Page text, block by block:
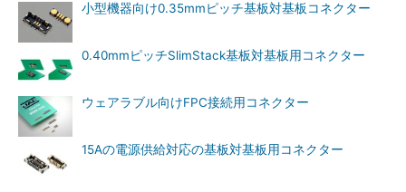
小型機器向け0.35mmピッチ基板対基板コネクター
0.40mmピッチSlimStack基板対基板用コネクター
ウェアラブル向けFPC接続用コネクター
15Aの電源供給対応の基板対基板用コネクター